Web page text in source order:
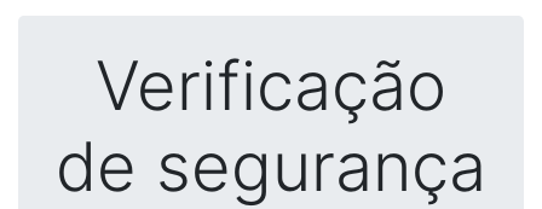
Verificação
de segurança